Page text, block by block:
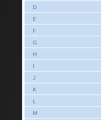
D
E
F
G
H
I
J
K
L
M